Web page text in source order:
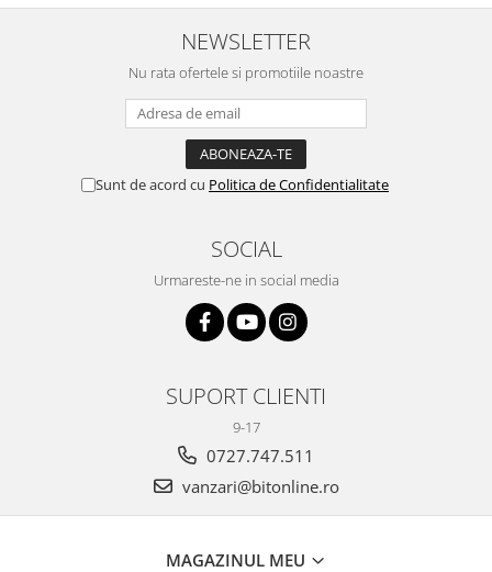
NEWSLETTER
Nu rata ofertele si promotiile noastre
Sunt de acord cu Politica de Confidentialitate
SOCIAL
Urmareste-ne in social media
SUPORT CLIENTI
9-17
0727.747.511
vanzari@bitonline.ro
MAGAZINUL MEU